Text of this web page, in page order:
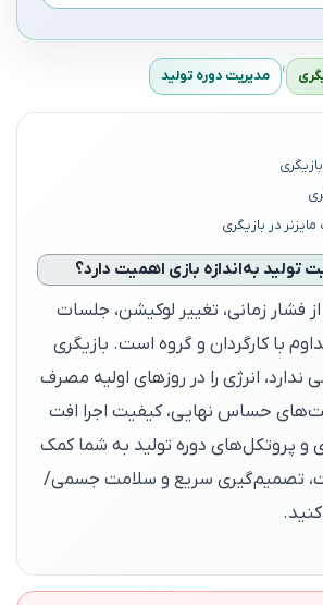
› مدیریت دوره تولید
در بازیگری
تولید به‌اندازه بازی اهمیت دارد؟
از فشار زمانی، تغییر لوکیشن، جلسات
با کارگردان و گروه است. بازیگری
انرژی را در روزهای اولیه مصرف
حساس نهایی، کیفیت اجرا افت
و پروتکل‌های دوره تولید به شما کمک
تصمیم‌گیری سریع و سلامت جسمی/